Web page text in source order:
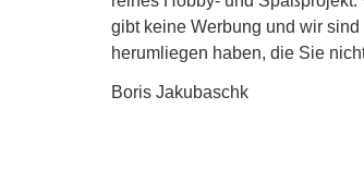
gibt keine Werbung und wir
herumliegen haben, die Sie
Boris Jakubaschk